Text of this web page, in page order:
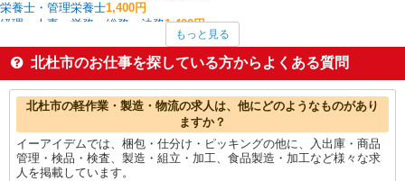
栄養士・管理栄養士1,400円
経理・人事・労務・総務・法務1,400円
1,400円
介護職・ヘルパー1,400円
建物管理・設備管理・マンション管理員1,370円
製造・組立・加工1,362円
北杜市の他の職種の平均時給を見る
もっと見る
北杜市のお仕事を探している方からよくある質問
北杜市の軽作業・製造・物流の求人は、他にどのようなものがあり
ますか？
イーアイデムでは、梱包・仕分け・ピッキングの他に、入出庫・商品
管理・検品・検査、製造・組立・加工、食品製造・加工など様々な求
人を掲載しています。